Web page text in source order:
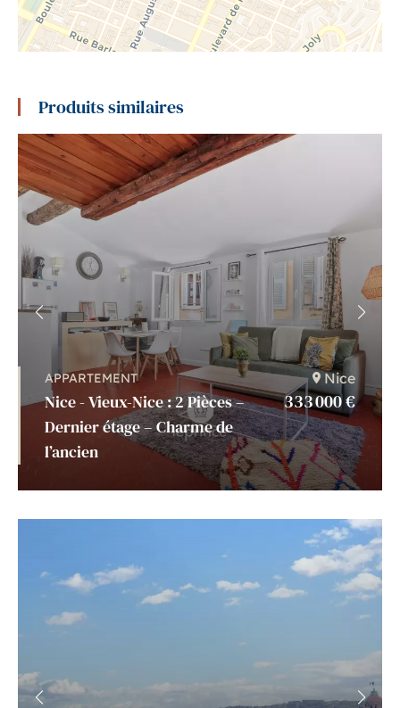
Produits similaires
APPARTEMENT
Nice - Vieux-Nice : 2 Pièces –
Dernier étage – Charme de
l’ancien
Nice
333 000 €